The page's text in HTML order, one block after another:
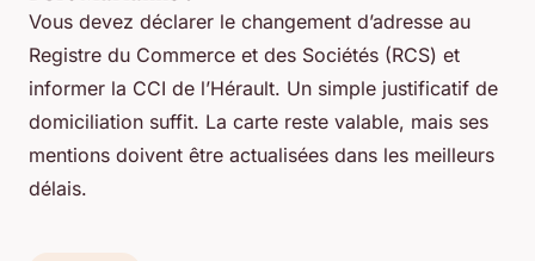
Vous devez déclarer le changement d’adresse au
Registre du Commerce et des Sociétés (RCS) et
informer la CCI de l’Hérault. Un simple justificatif de
domiciliation suffit. La carte reste valable, mais ses
mentions doivent être actualisées dans les meilleurs
délais.